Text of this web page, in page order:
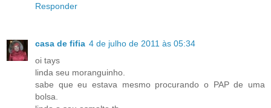
Responder
casa de fifia 4 de julho de 2011 às 05:34
oi tays
linda seu moranguinho.
sabe que eu estava mesmo procurando o PAP de uma
bolsa.